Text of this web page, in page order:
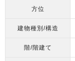
方位
建物種別/構造
階/階建て